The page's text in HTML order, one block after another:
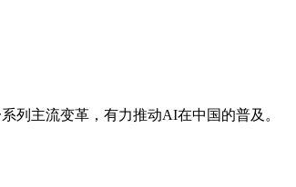
主流变革，有力推动AI在中国的普及。